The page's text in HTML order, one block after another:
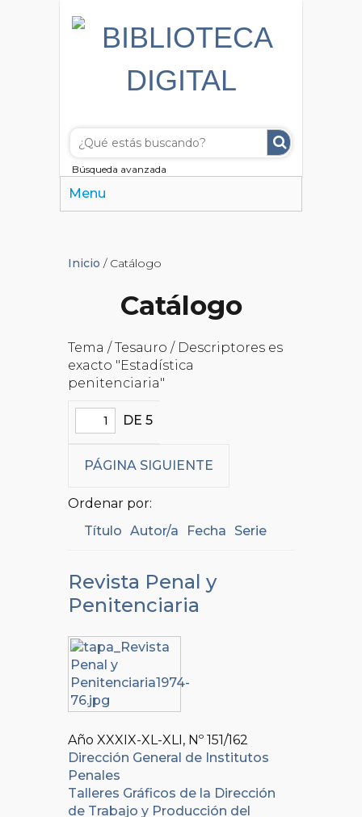
Búsqueda avanzada
Menu
Inicio / Catálogo
Catálogo
Tema / Tesauro / Descriptores es
exacto "Estadística
penitenciaria"
DE 5
PÁGINA SIGUIENTE
Ordenar por:
Título Autor/a Fecha Serie
Revista Penal y
Penitenciaria
Año XXXIX-XL-XLI, Nº 151/162
Dirección General de Institutos
Penales
Talleres Gráficos de la Dirección
de Trabajo y Producción del